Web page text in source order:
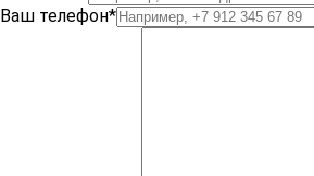
Ваш телефон*